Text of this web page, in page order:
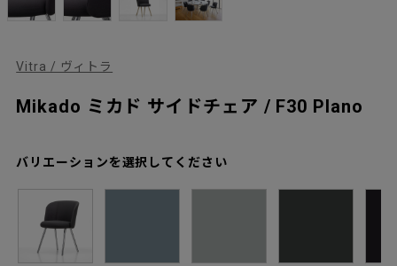
Vitra / ヴィトラ
Mikado ミカド サイドチェア / F30 Plano
バリエーションを選択してください